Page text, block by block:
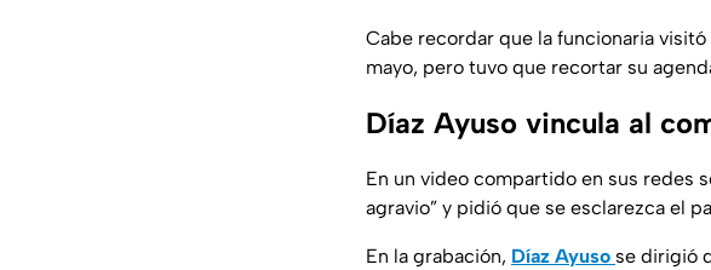
Cabe recordar que la funcionaria
mayo, pero tuvo que recortar su
Díaz Ayuso vincula al
En un video compartido en sus redes
agravio” y pidió que se esclarezca el
En la grabación, Díaz Ayuso se dirigió